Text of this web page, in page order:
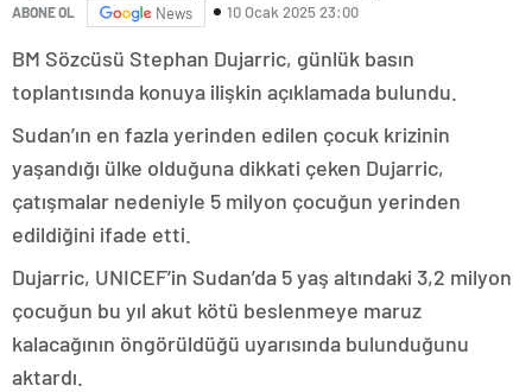
ABONE OL News 10 Ocak 2025 23:00
BM Sözcüsü Stephan Dujarric, günlük basın
toplantısında konuya ilişkin açıklamada bulundu.
Sudan’ın en fazla yerinden edilen çocuk krizinin
yaşandığı ülke olduğuna dikkati çeken Dujarric,
çatışmalar nedeniyle 5 milyon çocuğun yerinden
edildiğini ifade etti.
Dujarric, UNICEF’in Sudan’da 5 yaş altındaki 3,2 milyon
çocuğun bu yıl akut kötü beslenmeye maruz
kalacağının öngörüldüğü uyarısında bulunduğunu
aktardı.